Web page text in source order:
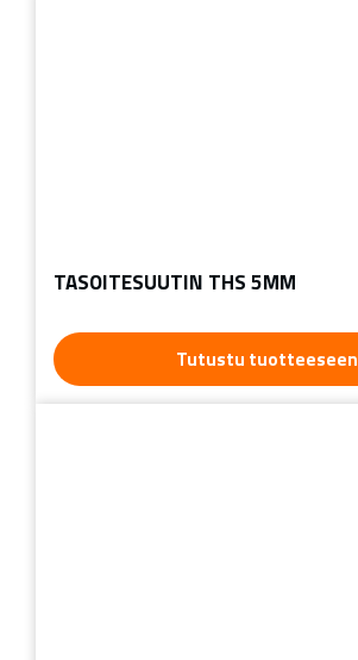
TASOITESUUTIN THS 5MM
Tutustu tuotteeseen